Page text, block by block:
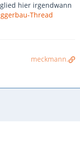
hier irgendwann
Thread
meckmann.